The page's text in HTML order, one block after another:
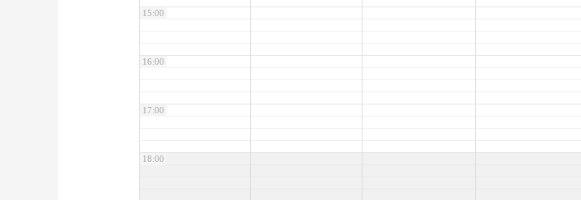
15:00
16:00
17:00
18:00